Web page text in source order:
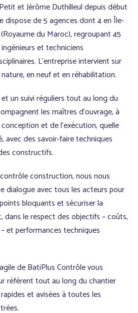
et Jérôme Duthilleul depuis début
dispose de 5 agences dont 4 en Île-
du Maroc), regroupant 45
et techniciens
L’entreprise intervient sur
en neuf et en réhabilitation.
un suivi réguliers tout au long du
les maîtres d’ouvrage, à
et de l’exécution, quelle
avec des savoir-faire techniques
constructifs.
construction, nous nous
dialogue avec tous les acteurs pour
bloquants et sécuriser la
dans le respect des objectifs – coûts,
et performances techniques
de BatiPlus Contrôle vous
référent tout au long du chantier
et avisées à toutes les